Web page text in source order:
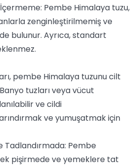
Pembe Himalaya tuzu,
zenginleştirilmemiş ve
bulunur. Ayrıca, standart
pembe Himalaya tuzunu cilt
tuzları veya vücut
ve cildi
ve yumuşatmak için
Tadlandırmada: Pembe
pişirmede ve yemeklere tat